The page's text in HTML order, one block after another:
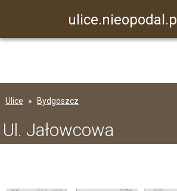
ulice.nieopodal.pl
Ulice Bydgoszcz
Ul. Jałowcowa